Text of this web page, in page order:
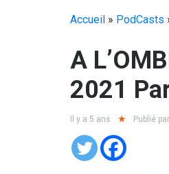
Accueil » PodCasts
A L’OMBRE DU GRAND BAOBAB DU 04-04-
2021
Il y a 5 ans Publié par